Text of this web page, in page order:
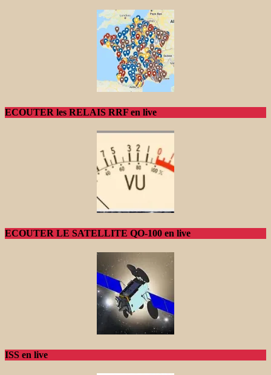
ECOUTER les RELAIS RRF en live
ECOUTER LE SATELLITE QO-100 en live
ISS en live